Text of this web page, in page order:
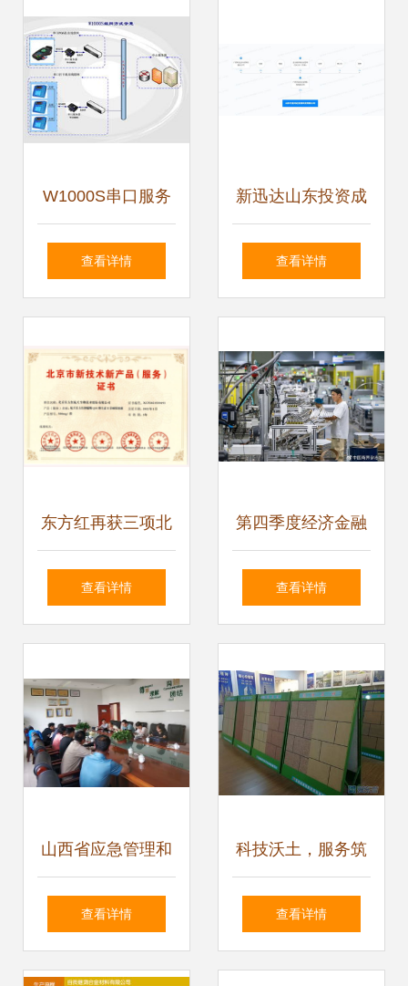
W1000S串口服务
器 万维盈创科技打
互联新标杆
查看详情
新迅达山东投资成
立生物科技新公
与研发创新
查看详情
东方红再获三项北
京市新技术新产品
服务能力获权威认
可
查看详情
第四季度经济金融
展望 恢复向好趋势
关键引擎
查看详情
山西省应急管理和
安全生产协会组织
查看详情
科技沃土，服务筑
基——我市持续优
查看详情